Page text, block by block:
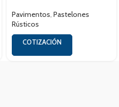
Pavimentos, Pastelones
Rústicos
COTIZACIÓN